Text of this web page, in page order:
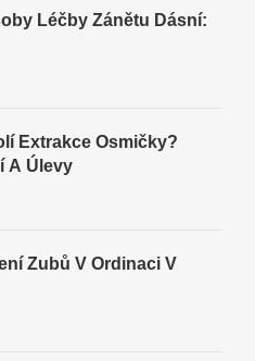
Léčby Zánětu Dásní:
Extrakce Osmičky?
A Úlevy
Zubů V Ordinaci V